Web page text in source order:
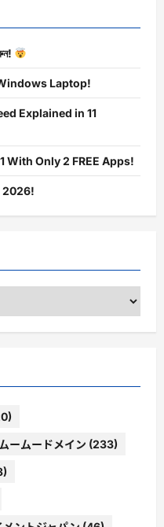
Laptop!
Explained in 11
With Only 2 FREE Apps!
2026!
ームードメイン (233)